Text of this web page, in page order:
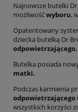
Najnowsze butelki
możliwośćwyboru,
Opatentowany
dziecka butelką Dr
odpowietrzającego.
Butelka posiada
matki.
Podczas karmienia
odpowietrzającego
wszystkich korzyści